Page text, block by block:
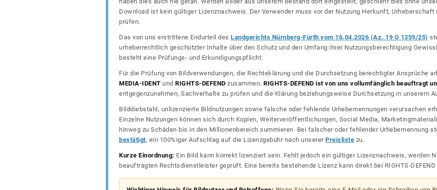
Download ist kein gültiger Lizenznachweis. Der Verwender muss vor der Nutzung Herkunft,
prüfen.
Das von uns erstrittene Endurteil des Landgerichts Nürnberg-Fürth vom 16.04.2026 (Az. 19 O 1359/25)
urheberrechtlich geschützter Inhalte über den Schutz und den Umfang ihrer Nutzungsberechtigung
besteht eine Prüfungs- und Erkundigungspflicht.
Für die Prüfung von Bildverwendungen, die Rechteklärung und die Durchsetzung berechtigter Ansprüche
MEDIA-IDENT und RIGHTS-DEFEND zusammen. RIGHTS-DEFEND ist von uns vollumfänglich beauftragt
entgegenzunehmen, Sachverhalte zu prüfen und die Klärung beziehungsweise Durchsetzung in unserem
Bilddiebstahl, unlizenzierte Bildnutzungen sowie falsche oder fehlende Urhebernennungen verursachen
Einzelne Nutzungen können sich durch Kopien, Weiterveröffentlichungen, Social Media,
hinweg zu Schäden bis in den Millionenbereich summieren. Bei falscher oder fehlender Urhebernennung
bestätigt, ein 100%iger Aufschlag auf die Lizenzgebühr nach unserer Preisliste zu.
Kurze Einordnung: Ein Bild kann korrekt lizenziert sein. Fehlt jedoch ein gültiger Lizenznachweis, werden
beauftragten Rechtsdienstleister geprüft. Eine bereits bestehende Lizenz kann direkt bei RIGHTS-